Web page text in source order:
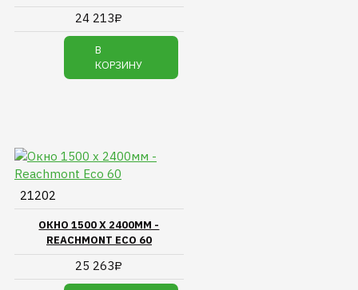
24 213₽
В
КОРЗИНУ
21202
ОКНО 1500 Х 2400ММ -
REACHMONT ECO 60
25 263₽